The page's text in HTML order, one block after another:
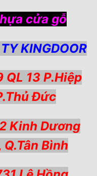
cửa gỗ
KINGDOOR
QL 13 P.Hiệp
Đức
Kinh Dương
Bình